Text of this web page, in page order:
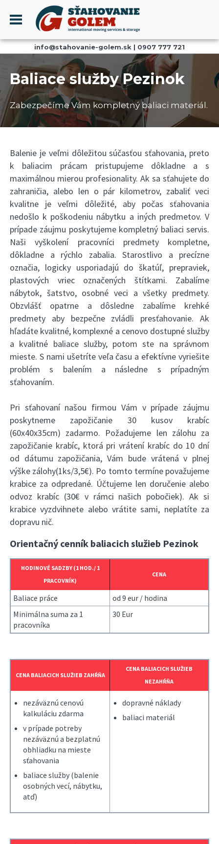
Menu
PROFIL
SŤAHOVANIE - SŤAHOVACIE SLUŽBY
DOPRAVA - DOPRAVNÉ SLUŽBY
AKCIE A ZĽAVY
SKLADOVANIE
CENNÍK
KONTAKT
info@stahovanie-golem.sk | 0907 777 721
Baliace služby Pezinok
Zabezpečíme Vám kompletný baliaci materiál.
Balenie je veľmi dôležitou súčasťou sťahovania, preto
k baliacim prácam pristupujeme dôkladne a s
maximálnou mierou profesionality. Ak sa sťahujete do
zahraničia, alebo len o pár kilometrov, zabaliť veci
kvalitne je veľmi dôležité, aby počas sťahovania
nedošlo k poškodeniu nábytku a iných predmetov. V
prípade záujmu poskytujeme kompletný baliaci servis.
Naši vyškolení pracovníci predmety kompletne,
dôkladne a rýchlo zabalia. Starostlivo a precízne
označia, logicky usporiadajú do škatúľ, prepraviek,
plastových vriec označených štítkami. Zabalíme
nábytok, šatstvo, osobné veci a všetky predmety.
Obzvlášť opatrne a dôsledne zabalíme krehké
predmety aby bezpečne zvládli presťahovanie. Ak
hľadáte kvalitné, komplexné a cenovo dostupné služby
a kvalitné baliace služby, potom ste na správnom
mieste. S nami ušetríte veľa času a efektívne vyriešite
problém s balením a následne s prípadným
sťahovaním.
Pri sťahovaní našou firmou Vám v prípade záujmu
poskytneme zapožičanie 30 kusov krabíc
(60x40x35cm) zadarmo. Požadujeme len zálohu za
zapožičanie krabíc, ktorá pri vrátení krabíc do 10 dní
od dátumu zapožičania, Vám bude vrátená v plnej
výške zálohy(1ks/3,5€). Po tomto termíne považujeme
krabice za odpredané. Účtujeme len doručenie alebo
odvoz krabíc (30€ v rámci našich pobočiek). Ak si
krabice vyzdvihnete alebo vrátite sami, neplatíte za
dopravu nič.
Orientačný cenník baliacich služieb Pezinok
HODINOVÉ SADZBY (1 HOD./ 1
PRACOVNÍK)
CENA
Baliace práce
od 9 eur / hodina
Minimálna suma za 1
pracovníka
30 Eur
CENA BALIACICH SLUŽIEB ZAHŔŇA
CENA BALIACICH SLUŽIEB
NEZAHŔŇA
nezáväznú cenovú
kalkuláciu zdarma
v prípade potreby
nezáväznú a bezplatnú
obhliadku na mieste
sťahovania
baliace služby (balenie
osobných vecí, nábytku,
atď)
dopravné náklady
baliaci materiál